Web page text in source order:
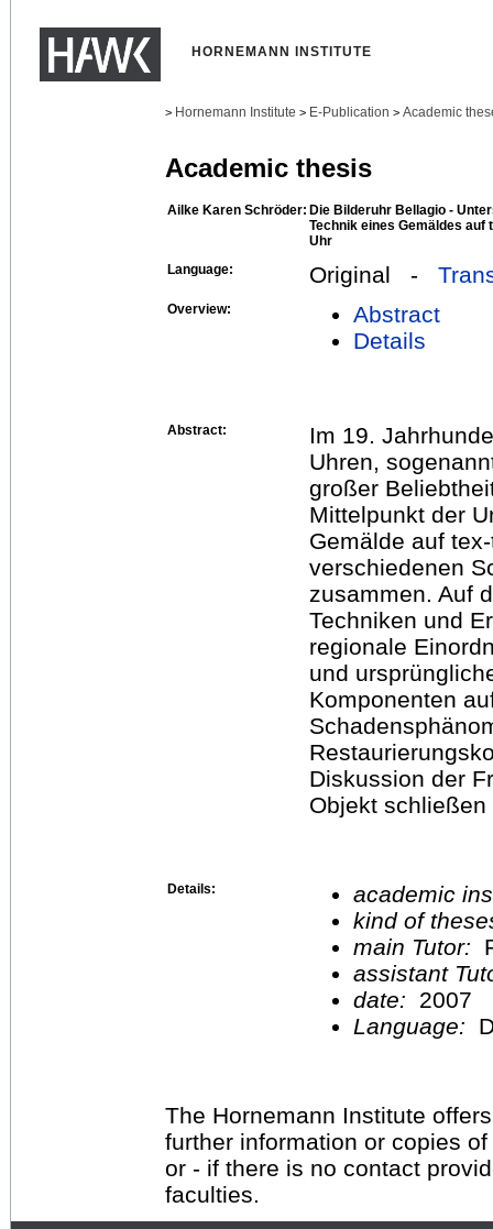
HORNEMANN INSTITUTE
> Hornemann Institute > E-Publication > Academic
Academic thesis
Ailke Karen Schröder: Die Bilderuhr Bellagio -
Technik eines Gemäldes
Uhr
Language:
Original -
Overview:
Abstract
Details
Abstract:
Im 19.
Uhren,
großer
Mittelpunkt der
Gemälde auf
verschiedenen
zusammen. Auf
Techniken und
regionale
und
Komponenten
Diskussion der
Objekt
Details:
academic
kind of
main Tutor:
assistant
date:
2007
Language:
The Hornemann Institute
further information or copies
or - if there is no contact
faculties.